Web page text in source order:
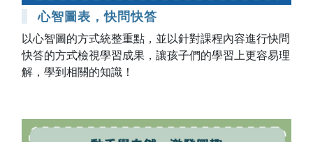
心智圖表，快問快答
以心智圖的方式統整重點，並以針對課程內容進行快問
快答的方式檢視學習成果，讓孩子們的學習上更容易理
解，學到相關的知識！